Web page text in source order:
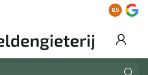
Duurzaam
8.5